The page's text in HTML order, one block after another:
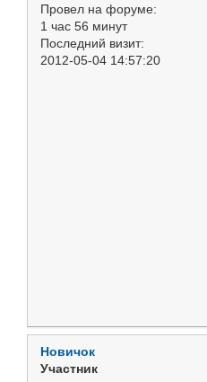
Провел на форуме:
1 час 56 минут
Последний визит:
2012-05-04 14:57:20
Новичок
Участник